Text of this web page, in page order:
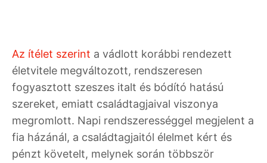
Az ítélet szerint a vádlott korábbi rendezett
életvitele megváltozott, rendszeresen
fogyasztott szeszes italt és bódító hatású
szereket, emiatt családtagjaival viszonya
megromlott. Napi rendszerességgel megjelent a
fia házánál, a családtagjaitól élelmet kért és
pénzt követelt, melynek során többször